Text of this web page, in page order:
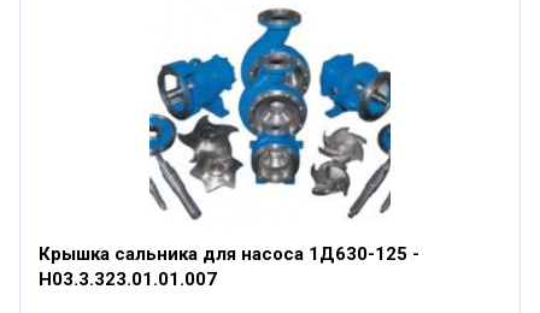
Крышка сальника для насоса 1Д630-125 -
Н03.3.323.01.01.007